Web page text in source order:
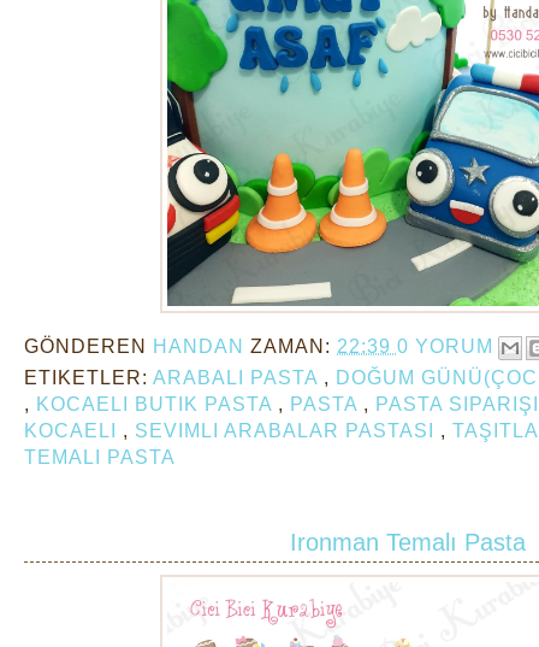
GÖNDEREN HANDAN ZAMAN: 22:39 0 YORUM
ETIKETLER: ARABALI PASTA , DOĞUM
, KOCAELI BUTIK PASTA , PASTA , PASTA
KOCAELI , SEVIMLI ARABALAR PASTASI ,
TEMALI PASTA
Ironman Temalı Pasta